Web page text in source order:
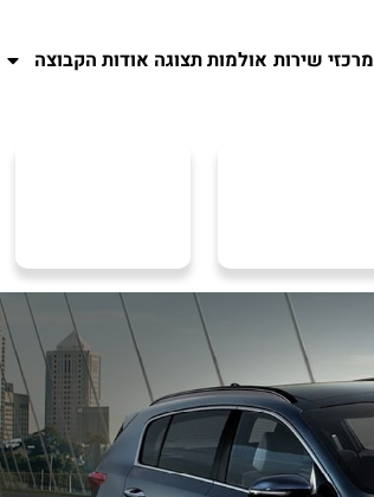
מרכזי שירות אולמות תצוגה אודות הקבוצה